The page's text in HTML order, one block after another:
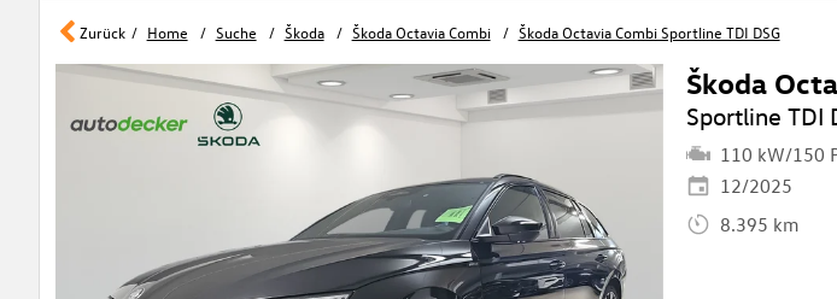
Zurück Home Suche Škoda Škoda Octavia Combi Škoda Octavia Combi Sportline TDI DSG
Škoda
Sportline TDI
110 kW/150
12/2025
8.395 km